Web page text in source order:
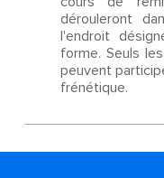
dérouleront
l'endroit
forme. Seuls
peuvent
frénétique.